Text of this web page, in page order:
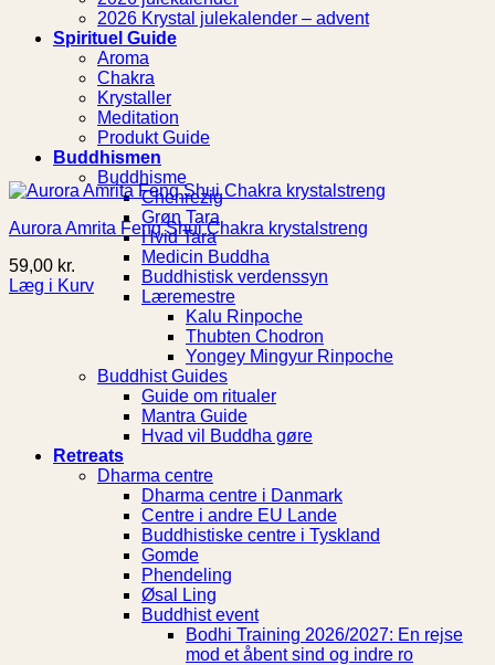
2026 Krystal julekalender – advent
Spirituel Guide
Aroma
Chakra
Krystaller
Meditation
Produkt Guide
Buddhismen
Buddhisme
Chenrezig
Grøn Tara
Hvid Tara
Medicin Buddha
Buddhistisk verdenssyn
Læremestre
Kalu Rinpoche
Thubten Chodron
Yongey Mingyur Rinpoche
Buddhist Guides
Guide om ritualer
Mantra Guide
Hvad vil Buddha gøre
Retreats
Dharma centre
Dharma centre i Danmark
Centre i andre EU Lande
Buddhistiske centre i Tyskland
Gomde
Phendeling
Øsal Ling
Buddhist event
Bodhi Training 2026/2027: En rejse
mod et åbent sind og indre ro
Aurora Amrita Feng Shui Chakra krystalstreng
59,00 kr.
Læg i Kurv